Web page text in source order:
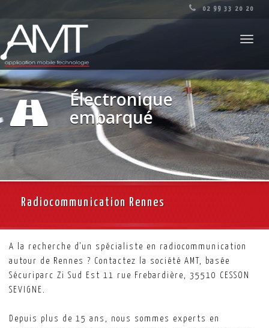
02 99 33 20 20
Électronique
embarqué
Radiocommunication Rennes
A la recherche d'un spécialiste en radiocommunication
autour de Rennes ? Contactez la société AMT, basée
Sécuriparc Zi Sud Est 11 rue Frebardière, 35510 CESSON
SEVIGNE.
Depuis plus de 15 ans, nous sommes experts en